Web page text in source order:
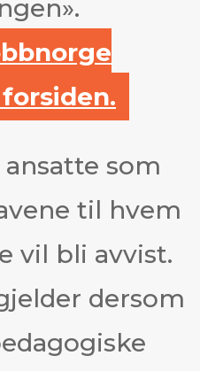
som
til hvem
vil bli avvist.
dersom